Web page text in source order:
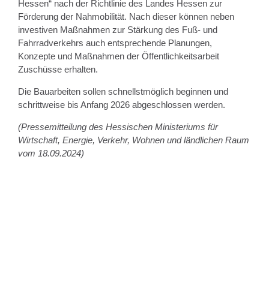
Hessen“ nach der Richtlinie des Landes Hessen zur
Förderung der Nahmobilität. Nach dieser können neben
investiven Maßnahmen zur Stärkung des Fuß- und
Fahrradverkehrs auch entsprechende Planungen,
Konzepte und Maßnahmen der Öffentlichkeitsarbeit
Zuschüsse erhalten.
Die Bauarbeiten sollen schnellstmöglich beginnen und
schrittweise bis Anfang 2026 abgeschlossen werden.
(Pressemitteilung des Hessischen Ministeriums für
Wirtschaft, Energie, Verkehr, Wohnen und ländlichen Raum
vom 18.09.2024)